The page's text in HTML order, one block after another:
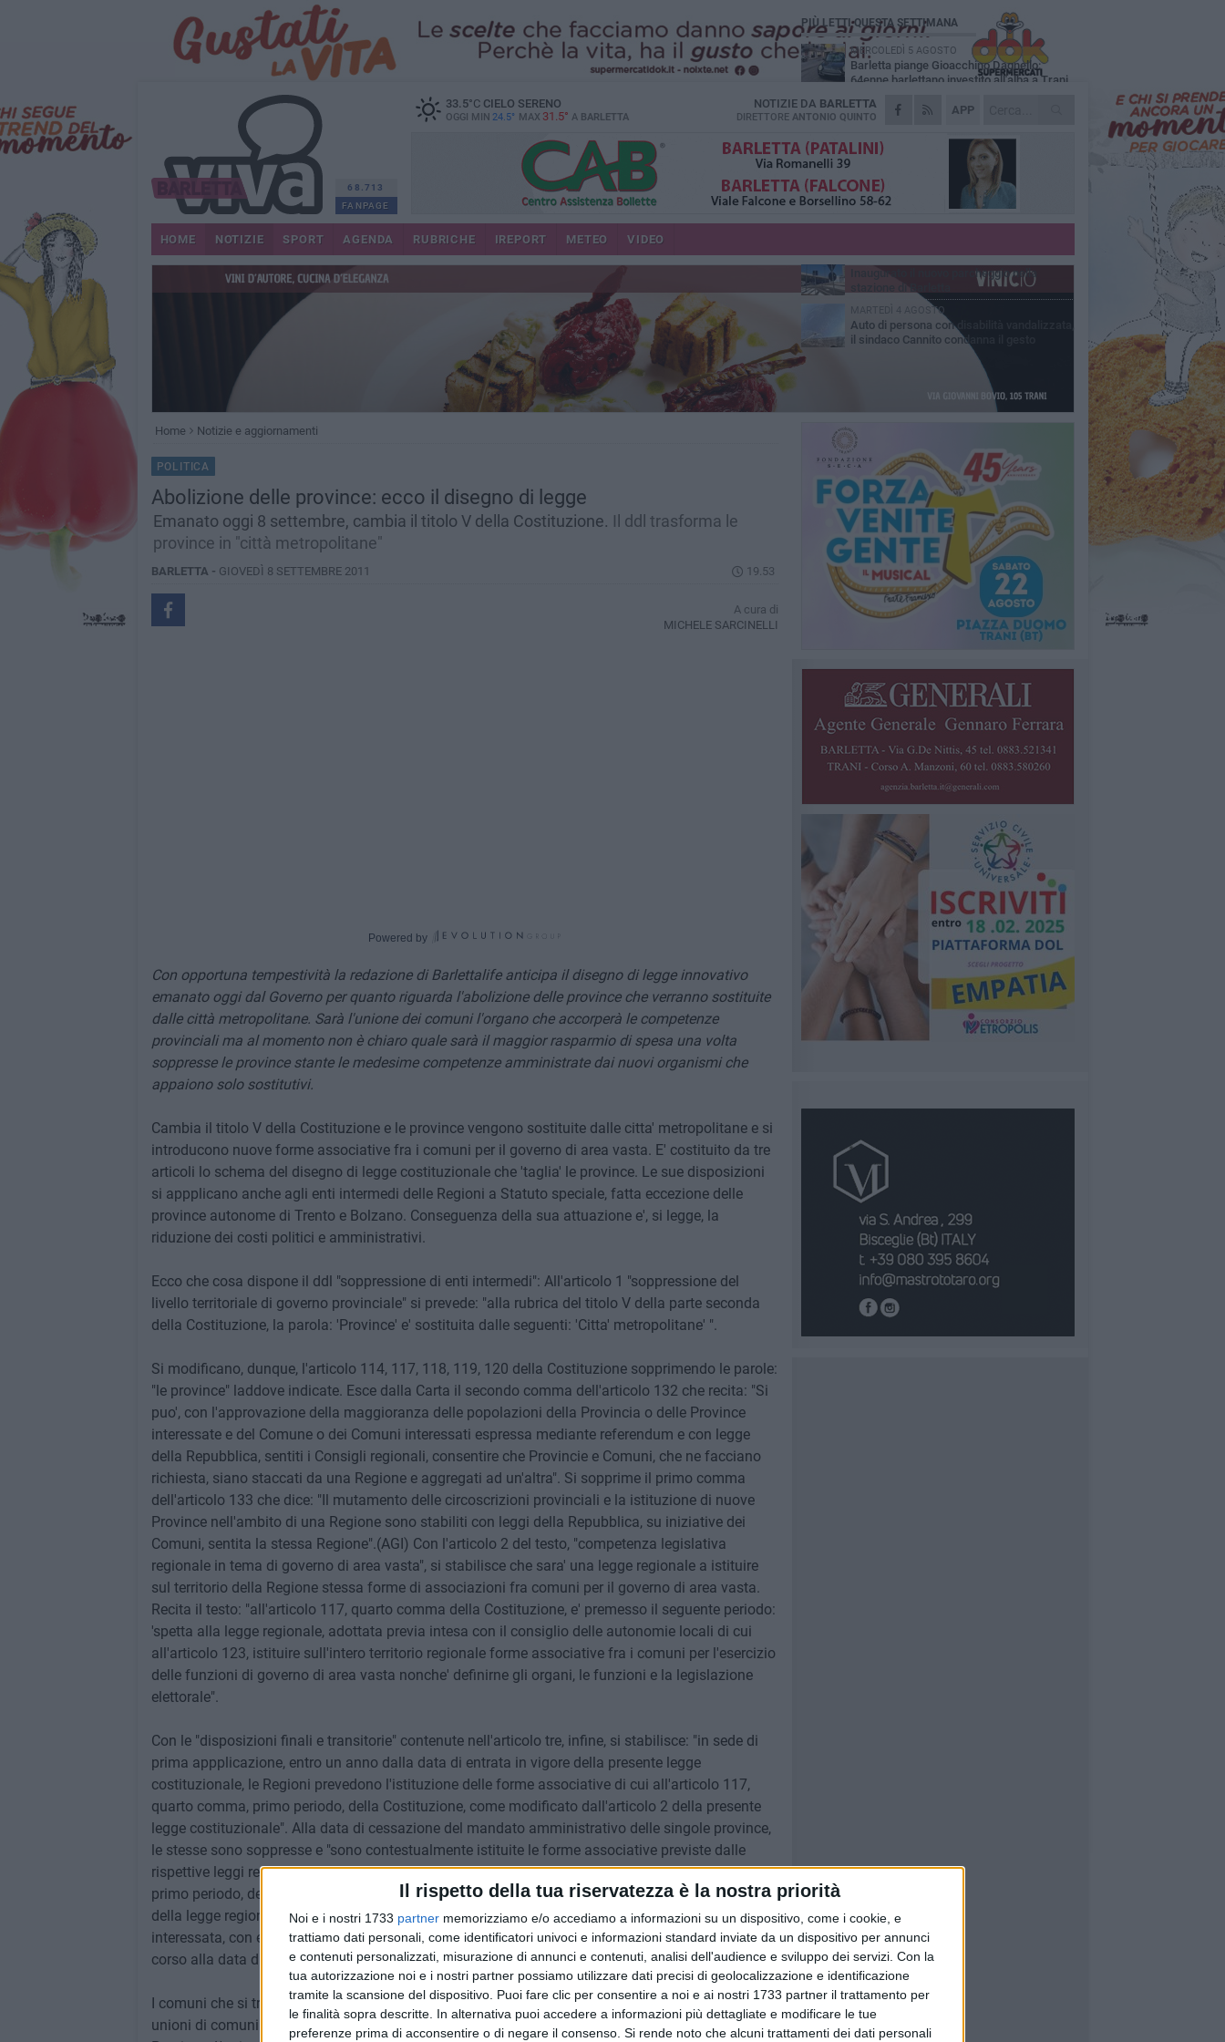
Il rispetto della tua riservatezza è la nostra priorità
Noi e i nostri 1733 partner memorizziamo e/o accediamo a informazioni su un dispositivo, come i cookie, e
trattiamo dati personali, come identificatori univoci e informazioni standard inviate da un dispositivo per annunci
e contenuti personalizzati, misurazione di annunci e contenuti, analisi dell'audience e sviluppo dei servizi. Con la
tua autorizzazione noi e i nostri partner possiamo utilizzare dati precisi di geolocalizzazione e identificazione
tramite la scansione del dispositivo. Puoi fare clic per consentire a noi e ai nostri 1733 partner il trattamento per
le finalità sopra descritte. In alternativa puoi accedere a informazioni più dettagliate e modificare le tue
preferenze prima di acconsentire o di negare il consenso. Si rende noto che alcuni trattamenti dei dati personali
68.713
FANPAGE
33.5°CCIELO SERENO
OGGI MIN 24.5° MAX 31.5° A BARLETTA
APP
NOTIZIE DA BARLETTA
DIRETTORE ANTONIO QUINTO
HOME NOTIZIE SPORT AGENDA RUBRICHE IREPORT METEO VIDEO
Home Notizie e aggiornamenti
POLITICA
Abolizione delle province: ecco il disegno di legge
Emanato oggi 8 settembre, cambia il titolo V della Costituzione. Il ddl trasforma le
province in "città metropolitane"
BARLETTA - GIOVEDÌ 8 SETTEMBRE 2011 19.53
A cura di
MICHELE SARCINELLI
Powered by
Con opportuna tempestività la redazione di Barlettalife anticipa il disegno di legge innovativo
emanato oggi dal Governo per quanto riguarda l'abolizione delle province che verranno sostituite
dalle città metropolitane. Sarà l'unione dei comuni l'organo che accorperà le competenze
provinciali ma al momento non è chiaro quale sarà il maggior rasparmio di spesa una volta
soppresse le province stante le medesime competenze amministrate dai nuovi organismi che
appaiono solo sostitutivi.
Cambia il titolo V della Costituzione e le province vengono sostituite dalle citta' metropolitane e si
introducono nuove forme associative fra i comuni per il governo di area vasta. E' costituito da tre
articoli lo schema del disegno di legge costituzionale che 'taglia' le province. Le sue disposizioni
si appplicano anche agli enti intermedi delle Regioni a Statuto speciale, fatta eccezione delle
province autonome di Trento e Bolzano. Conseguenza della sua attuazione e', si legge, la
riduzione dei costi politici e amministrativi.
Ecco che cosa dispone il ddl "soppressione di enti intermedi": All'articolo 1 "soppressione del
livello territoriale di governo provinciale" si prevede: "alla rubrica del titolo V della parte seconda
della Costituzione, la parola: 'Province' e' sostituita dalle seguenti: 'Citta' metropolitane' ".
Si modificano, dunque, l'articolo 114, 117, 118, 119, 120 della Costituzione sopprimendo le parole:
"le province" laddove indicate. Esce dalla Carta il secondo comma dell'articolo 132 che recita: "Si
puo', con l'approvazione della maggioranza delle popolazioni della Provincia o delle Province
interessate e del Comune o dei Comuni interessati espressa mediante referendum e con legge
della Repubblica, sentiti i Consigli regionali, consentire che Provincie e Comuni, che ne facciano
richiesta, siano staccati da una Regione e aggregati ad un'altra". Si sopprime il primo comma
dell'articolo 133 che dice: "Il mutamento delle circoscrizioni provinciali e la istituzione di nuove
Province nell'ambito di una Regione sono stabiliti con leggi della Repubblica, su iniziative dei
Comuni, sentita la stessa Regione".(AGI) Con l'articolo 2 del testo, "competenza legislativa
regionale in tema di governo di area vasta", si stabilisce che sara' una legge regionale a istituire
sul territorio della Regione stessa forme di associazioni fra comuni per il governo di area vasta.
Recita il testo: "all'articolo 117, quarto comma della Costituzione, e' premesso il seguente periodo:
'spetta alla legge regionale, adottata previa intesa con il consiglio delle autonomie locali di cui
all'articolo 123, istituire sull'intero territorio regionale forme associative fra i comuni per l'esercizio
delle funzioni di governo di area vasta nonche' definirne gli organi, le funzioni e la legislazione
elettorale".
Con le "disposizioni finali e transitorie" contenute nell'articolo tre, infine, si stabilisce: "in sede di
prima appplicazione, entro un anno dalla data di entrata in vigore della presente legge
costituzionale, le Regioni prevedono l'istituzione delle forme associative di cui all'articolo 117,
quarto comma, primo periodo, della Costituzione, come modificato dall'articolo 2 della presente
legge costituzionale". Alla data di cessazione del mandato amministrativo delle singole province,
le stesse sono soppresse e "sono contestualmente istituite le forme associative previste dalle
rispettive leggi regionali". Fatta salva la potesta' legislativa di cui all'articolo 117, quarto comma,
primo periodo, della Costituzione cosi' come modificato, "in caso di mancata entrata in vigore
della legge regionale" come previsto dal ddl, sono "soppresse le Province della Regione
interessata, con efficacia a decorrere dalla data di cessazione del mandato amministrativo in
corso alla data di scadenza di cui al comma 1".
I comuni che si trovano sul territorio delle Province soppresse contestualmente "sono costituiti in
unioni di comuni per lo svolgimento delle funzioni di governo di area vasta gia' esercitate dalle
PIÙ LETTI QUESTA SETTIMANA
MERCOLEDÌ 5 AGOSTO
Barletta piange Gioacchino Dagnello:
64enne barlettano investito all'alba a Trani
GIOVEDÌ 6 AGOSTO
Il ricordo di "Cecco", il benzinaio col
separavano dalla pensione»
MERCOLEDÌ 5 AGOSTO
Jova Summer Party, giovedì mattina
sopralluogo nell'area dell'evento
DOMENICA 2 AGOSTO
Beni confiscati alla mafia. Nasce il servizio
VENERDÌ 31 LUGLIO
Inaugurato il nuovo parcheggio nella
MARTEDÌ 4 AGOSTO
Auto di persona con disabilità vandalizzata,
il sindaco Cannito condanna il gesto